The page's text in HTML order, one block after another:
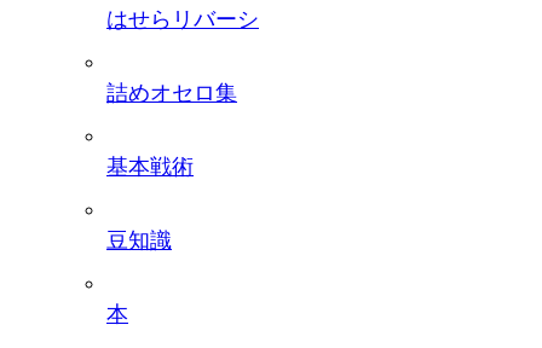
はせらリバーシ
詰めオセロ集
基本戦術
豆知識
本